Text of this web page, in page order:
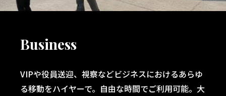
Business
VIPや役員送迎、視察などビジネスにおけるあらゆ
る移動をハイヤーで。自由な時間でご利用可能。大